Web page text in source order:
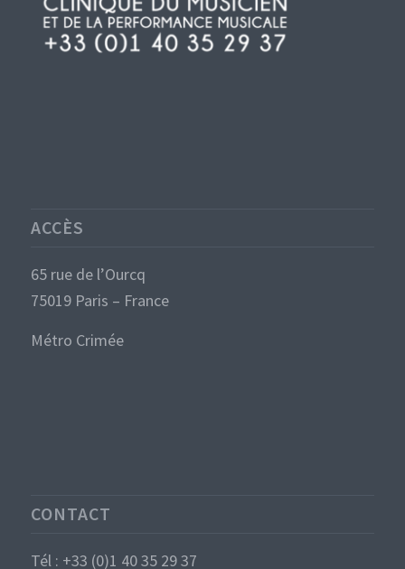
ACCÈS
65 rue de l’Ourcq
75019 Paris – France
Métro Crimée
CONTACT
Tél : +33 (0)1 40 35 29 37